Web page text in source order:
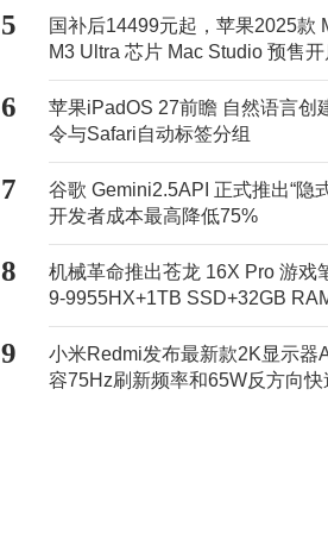
5
国补后14499元起，苹果2025款
M3 Ultra 芯片 Mac Studio 预售开
6
苹果iPadOS 27前瞻 自然语言创
令与Safari自动标签分组
7
谷歌 Gemini2.5API 正式推出“隐
开发者成本最高降低75%
8
机械革命推出苍龙 16X Pro 游戏
9-9955HX+1TB SSD+32GB
70Ti售11499元
9
小米Redmi发布最新款2K显示器
容75Hz刷新频率和65W反方向快